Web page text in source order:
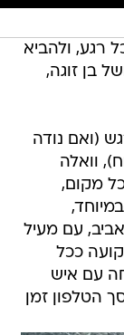
רגע, ולהביא
בן זוגה,
(ואם נודה
וואלה
מקום,
עם מעיל
ככל
עם איש
הטלפון זמן